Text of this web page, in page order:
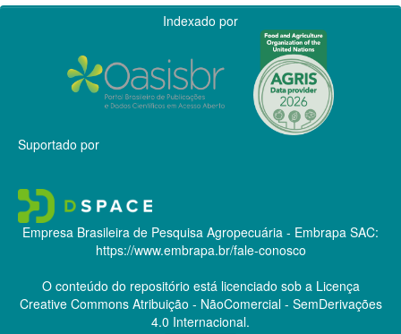
Indexado por
Suportado por
Empresa Brasileira de Pesquisa Agropecuária - Embrapa SAC:
https://www.embrapa.br/fale-conosco
O conteúdo do repositório está licenciado sob a Licença
Creative CommonsAtribuição - NãoComercial - SemDerivações
4.0 Internacional.